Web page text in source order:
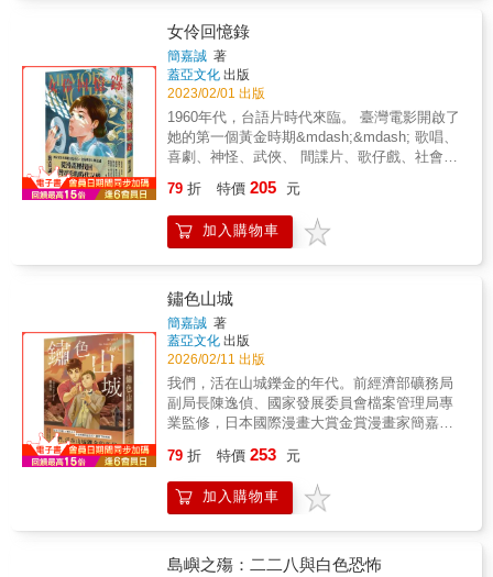
躍然於紙上，閃閃發光，直到新世紀。經由
《東周英雄—靈魂底稿》才讓讀者們驚覺，鄭
問始終關注的並不是遙遠的過去，而是恆久的
人性。――翁稷安（國立暨南國際大學歷史系
副教授、漫畫研究者）★不是草稿，而是鄭問
的靈魂底稿。一張底稿，究竟能讓我們看見什
麼？對一般讀者而言，它是漫畫完成前的草
圖；但對鄭問而言，每一道線條、每一個構
圖、每一次人物姿態的推敲，都已經是創作的
問受日本講談社邀請，以《東周英雄傳》登上
日本漫畫舞台，於《Morning》雜誌連載，以融
合中國水墨精神與現代漫畫敘事的獨特風格震
撼日本漫畫界。作品不僅榮獲日本漫畫家協會
「優秀賞」，更奠定鄭問作為華人漫畫家躋身
國際的重要地位。二、三十年後，經由大辣出
版社重新修復與出版，《東周英雄傳》不僅成
為經典漫畫，更是新世代讀者認識鄭問藝術的
重要代表作。《東周英雄―靈魂底稿》首度公
開《東周英雄傳》的珍貴創作底稿，完整呈現
鄭問如何從最初的構想，逐步完成每一頁漫
畫。這些底稿不只是創作過程的紀錄，更展現
了他驚人的造型能力、分鏡節奏、人物神韻與
畫面張力。許多作品甚至早已超越一般「草
稿」的概念，而是具有獨立藝術價值的創作。
的經驗，逐頁對照底稿與正式版本，解析人物
下》 一拜天地&mdash;&mdash;二拜高堂
&mdash;&mdash; 陰錯陽差之下，少女潔娘終
究踏上了結婚這條路。 潔娘暗中調查街坊種種
失蹤、拐賣與冤死的案件， 卻讓自己深陷危險
的處境⋯⋯ 德高望重的總理，於住宅中究竟藏
著什麼祕密？ 勇敢無懼的潔娘，最終能否使案
情水落石出？ 居住於永華宮的仙姑， 持有法力
深受眾多女子景仰， 其背後卻埋藏一段神祕過
往， 身世之謎將逐步揭開⋯⋯ 金漫獎得主小峱
氛圍， 為當代的你我，呈現清代臺灣的女性群
像。 本書特色 百餘年前臺灣女性的悲歡與夢想
&hellip;&hellip; 金漫獎得主小峱峱，雕琢華美
說，仔細考證史料，描摹清代的生活樣態，並
以獨特的視角探究性別議題。
女伶回憶錄
簡嘉誠 著
蓋亞文化 出版
2023/02/01 出版
1960年代，台語片時代來臨。 臺灣電影開啟了
她的第一個黃金時期&mdash;&mdash; 歌唱、
喜劇、神怪、武俠、 間諜片、歌仔戲、社會寫
映。 在最天然的攝影棚&mdash;&mdash;各種
風貌兼備的北投溫泉區， 演員同時軋好幾部
戲，與劇組一起睡榻榻米通舖。 多組人馬搶拍
泊的百華， 機緣巧遇下，跟隨知名女演員葉琴
的腳步，踏上戲劇生涯。 然而，隨著無線電視
開播、政府扶持國語片等浪潮襲來， 加上彩色
底片不易取得，臺語電影在時代洪流下面臨挑
戰， 百華的女伶人生也開始產生變化⋯⋯ 本書
特色 國家電影及視聽文化中心Ｘ金漫獎得主簡
嘉誠 從漫畫裡找回臺灣電影的時代記憶 國家電
影及視聽文化中心 專業監修， 金漫獎得主簡嘉
誠嚴謹考察史料。 繼《消逝的後街光影》、
伶回憶錄》藉著女伶百華的視角，生動描摹
1960年代台語片的多樣風貌， 也展現彼時的拍
攝環境、庶民文化與職人精神。 是臺語電影的
臺語電影興衰起落， 映照著台語片女伶的一
79 折 特價 205 元
加入購物車
鏽色山城
簡嘉誠 著
蓋亞文化 出版
2026/02/11 出版
我們，活在山城鑠金的年代。前經濟部礦務局
副局長陳逸偵、國家發展委員會檔案管理局專
業監修，日本國際漫畫大賞金賞漫畫家簡嘉誠
與時代的情誼，重現山城的歷史記憶。悶得讓
人無法呼吸的午後，男孩替他繫上祈願的象徵
——昏暗的世界，彷彿被輕輕點亮。日治時
少年山本月介，與自由奔放、懷抱熱情的臺灣
79 折 特價 253 元
加入購物車
島嶼之殤：二二八與白色恐怖